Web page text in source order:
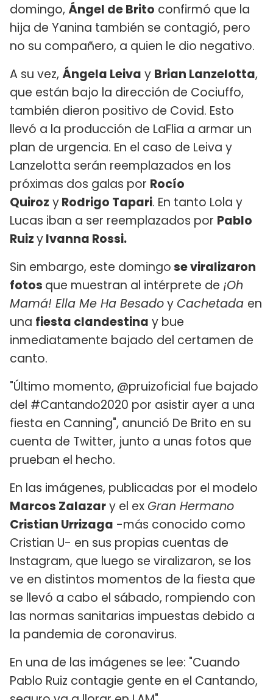
domingo, Ángel de Brito confirmó que la
hija de Yanina también se contagió, pero
no su compañero, a quien le dio negativo.
A su vez, Ángela Leiva y Brian Lanzelotta,
que están bajo la dirección de Cociuffo,
también dieron positivo de Covid. Esto
llevó a la producción de LaFlia a armar un
plan de urgencia. En el caso de Leiva y
Lanzelotta serán reemplazados en los
próximas dos galas por Rocío
Quiroz yRodrigo Tapari. En tanto Lola y
Lucas iban a ser reemplazados por Pablo
RuizyIvanna Rossi.
Sin embargo, este domingose viralizaron
fotos que muestran al intérprete de ¡Oh
Mamá! Ella Me Ha Besadoy Cachetada en
una fiesta clandestina y bue
inmediatamente bajado del certamen de
canto.
"Último momento, @pruizoficial fue bajado
del #Cantando2020 por asistir ayer a una
fiesta en Canning", anunció De Brito en su
cuenta de Twitter, junto a unas fotos que
prueban el hecho.
En las imágenes, publicadas por el modelo
Marcos Zalazary el ex Gran Hermano
Cristian Urrizaga -más conocido como
Cristian U- en sus propias cuentas de
Instagram, que luego se viralizaron, se los
ve en distintos momentos de la fiesta que
se llevó a cabo el sábado, rompiendo con
las normas sanitarias impuestas debido a
la pandemia de coronavirus.
En una de las imágenes se lee: "Cuando
Pablo Ruiz contagie gente en el Cantando,